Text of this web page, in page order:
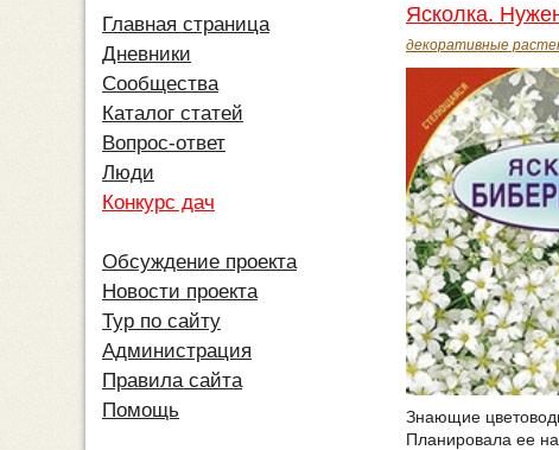
Ясколка.
декоративные
Знающие
Планировала ее
Главная страница
Дневники
Сообщества
Каталог статей
Вопрос-ответ
Люди
Конкурс дач
Обсуждение проекта
Новости проекта
Тур по сайту
Администрация
Правила сайта
Помощь